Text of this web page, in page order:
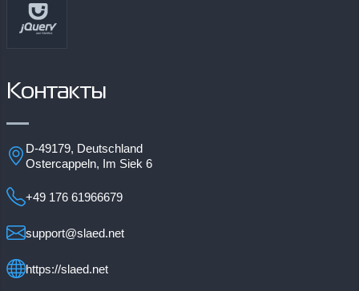
Контакты
D-49179, Deutschland
Ostercappeln, Im Siek 6
+49 176 61966679
support@slaed.net
https://slaed.net